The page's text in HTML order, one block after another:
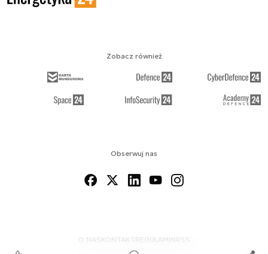
Obserwuj nas
O NAS KONTAKTREGULAMINRSS
Zobacz również